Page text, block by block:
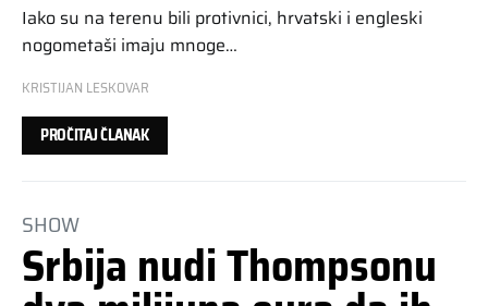
Iako su na terenu bili protivnici, hrvatski i engleski
nogometaši imaju mnoge…
KRISTIJAN LESKOVAR
PROČITAJ ČLANAK
SHOW
Srbija nudi Thompsonu